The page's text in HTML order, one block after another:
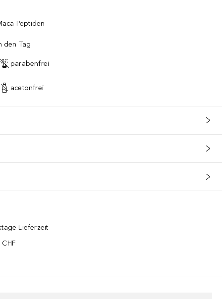
Peptiden
den Tag
parabenfrei
acetonfrei
Lieferzeit